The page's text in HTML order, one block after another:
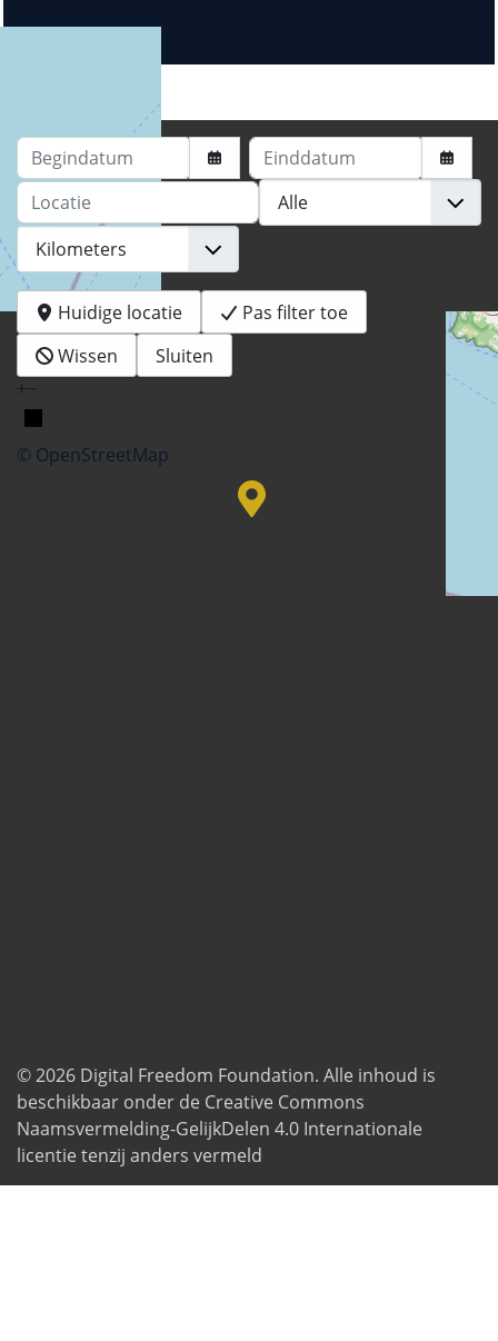
+−
© OpenStreetMap
Begindatum
Einddatum
Locatie
Huidige locatie
Pas filter toe
Wissen
Sluiten
© 2026 Digital Freedom Foundation. Alle inhoud is
beschikbaar onder de Creative Commons
Naamsvermelding-GelijkDelen 4.0 Internationale
licentie tenzij anders vermeld